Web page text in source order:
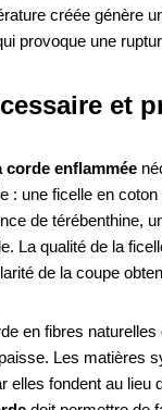
créée génère
provoque une
et
corde enflammée
: une ficelle en coton
de térébenthine,
La qualité de la
de la coupe
en fibres naturelles
Les matières
elles fondent au lieu